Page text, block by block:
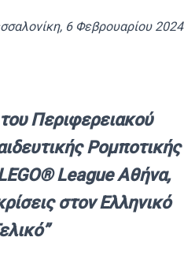
6 Φεβρουαρίου 2024
Περιφερειακού
Ρομποτικής
League Αθήνα,
στον Ελληνικό